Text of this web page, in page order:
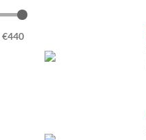
€440